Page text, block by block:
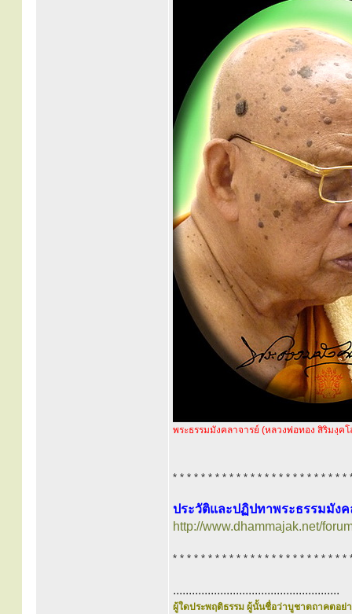
พระธรรมมังคลาจารย์ (หลวงพ่อทอง สิริมงฺคโ
* * * * * * * * * * * * * * * * * * * * * * * * *
ประวัติและปฏิปทาพระธรรมมัง
http://www.dhammajak.net/
* * * * * * * * * * * * * * * * * * * * * * * * *
.....................................................
ผู้ใดประพฤติธรรม ผู้นั้นชื่อว่าบูชาตถาคตอย่า